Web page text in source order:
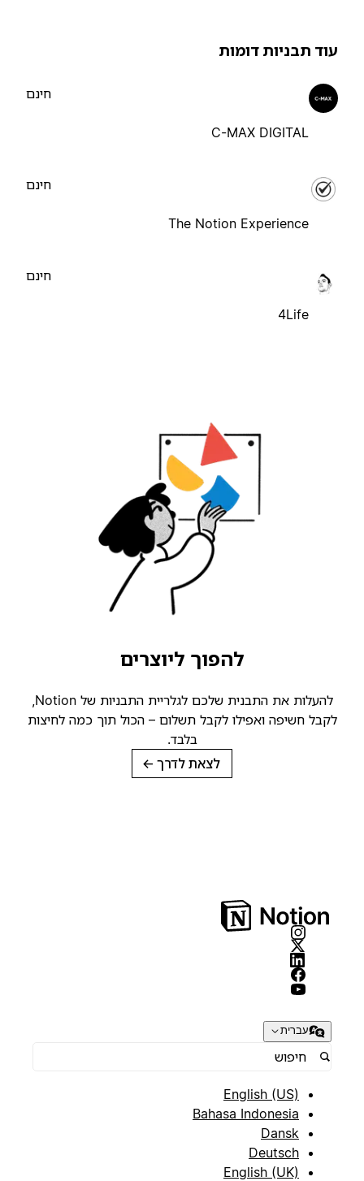
תבניות דומות
C-MAX DIGITAL
The Notion Experience
4Life
להפוך ליוצרים
להעלות את התבנית שלכם לגלריית התבניות של Notion,
לקבל חשיפה ואפילו לקבל תשלום – הכול תוך כמה לחיצות
בלבד.
לצאת לדרך→
עברית
English (US)
Bahasa Indonesia
Dansk
Deutsch
English (UK)